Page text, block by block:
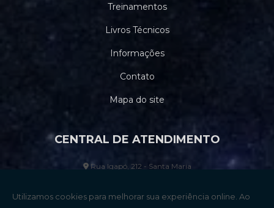
Treinamentos
Livros Técnicos
Informações
Contato
Mapa do site
CENTRAL DE ATENDIMENTO
Rua Igapó, 212 - Santa Maria
vendas@cobapee.com.br
engenharia@cobapee.com.br